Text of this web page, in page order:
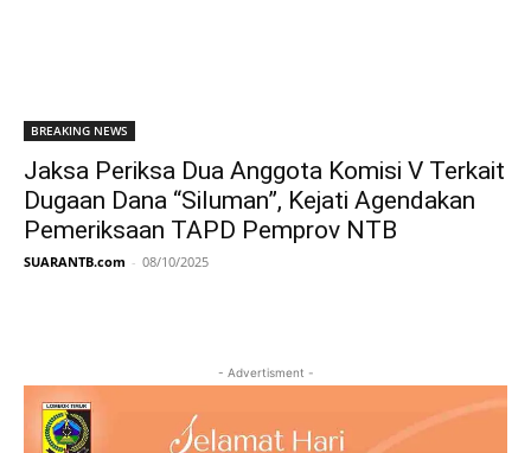
BREAKING NEWS
Jaksa Periksa Dua Anggota Komisi V Terkait
Dugaan Dana “Siluman”, Kejati Agendakan
Pemeriksaan TAPD Pemprov NTB
SUARANTB.com - 08/10/2025
- Advertisment -